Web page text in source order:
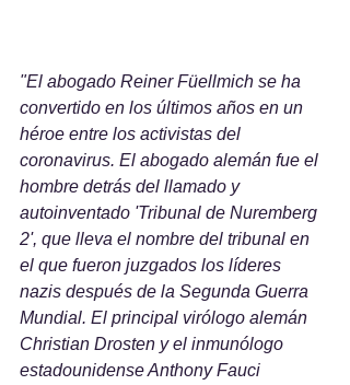
"El abogado Reiner Füellmich se ha
convertido en los últimos años en un
héroe entre los activistas del
coronavirus. El abogado alemán fue el
hombre detrás del llamado y
autoinventado 'Tribunal de Nuremberg
2', que lleva el nombre del tribunal en
el que fueron juzgados los líderes
nazis después de la Segunda Guerra
Mundial. El principal virólogo alemán
Christian Drosten y el inmunólogo
estadounidense Anthony Fauci